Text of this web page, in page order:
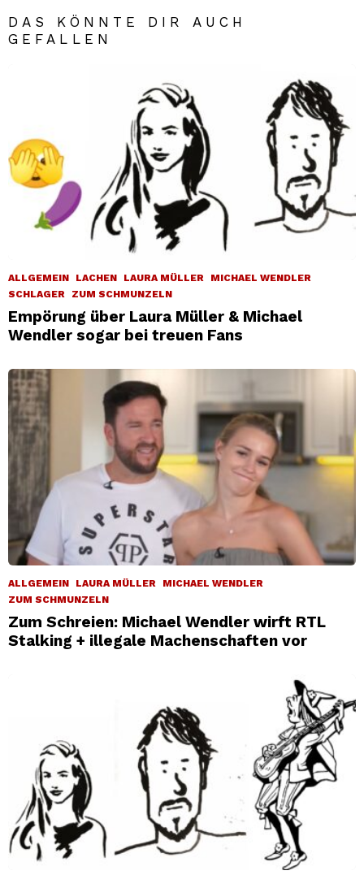
DAS KÖNNTE DIR AUCH
GEFALLEN
ALLGEMEIN LACHEN LAURA MÜLLER
MICHAEL WENDLER
SCHLAGER
ZUM SCHMUNZELN
Empörung über Laura Müller & Michael
Wendler sogar bei treuen Fans
ALLGEMEIN LAURA MÜLLER
MICHAEL WENDLER
ZUM SCHMUNZELN
Zum Schreien: Michael Wendler wirft RTL
Stalking + illegale Machenschaften vor